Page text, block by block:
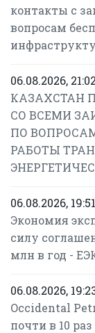
контакты с
вопросам
06.08.2026, 21:02
КАЗАХСТАН
СО ВСЕМИ
ПО
РАБОТЫ
06.08.2026, 19:51
Экономия
силу
млн в год -
06.08.2026,
Occidental
почти в 10